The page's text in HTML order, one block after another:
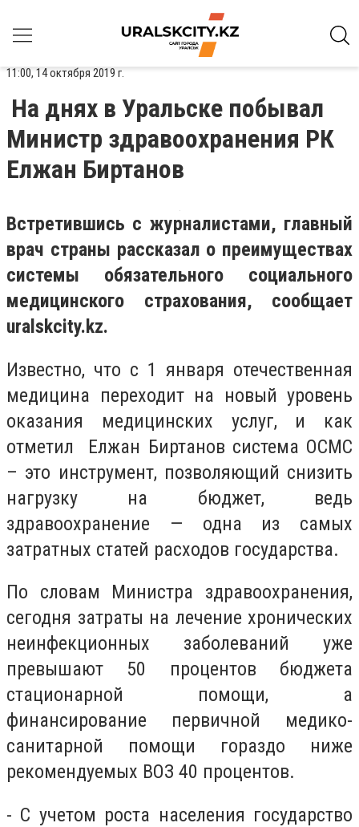
11:00, 14 октября 2019 г.
На днях в Уральске побывал
Министр здравоохранения РК
Елжан Биртанов
Встретившись с журналистами, главный
врач страны рассказал о преимуществах
системы обязательного социального
медицинского страхования, сообщает
uralskcity.kz.
Известно, что с 1 января отечественная
медицина переходит на новый уровень
оказания медицинских услуг, и как
отметил ​ Елжан Биртанов система ОСМС
– это инструмент, позволяющий снизить
нагрузку на бюджет, ведь
здравоохранение — одна из самых
затратных статей расходов государства.
По словам Министра здравоохранения,
сегодня затраты на лечение хронических
неинфекционных заболеваний уже
превышают 50 процентов бюджета
стационарной помощи, а
финансирование первичной медико-
санитарной помощи гораздо ниже
рекомендуемых ВОЗ 40 процентов.
- С учетом роста населения государство